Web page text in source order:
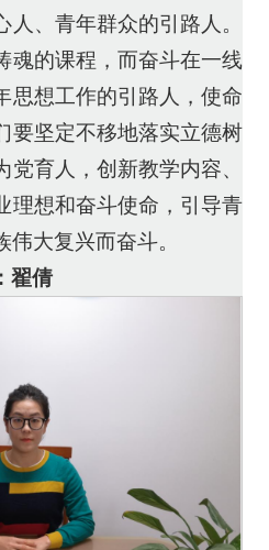
、青年群众的引路人。
魂的课程，而奋斗在一线
思想工作的引路人，使命
要坚定不移地落实立德树
党育人，创新教学内容、
理想和奋斗使命，引导青
大复兴而奋斗。
翟倩